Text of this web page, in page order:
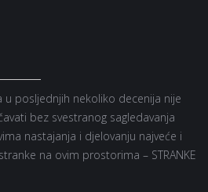
u posljednjih nekoliko decenija nije
bez svestranog sagledavanja
nastajanja i djelovanju najveće i
na ovim prostorima – STRANKE